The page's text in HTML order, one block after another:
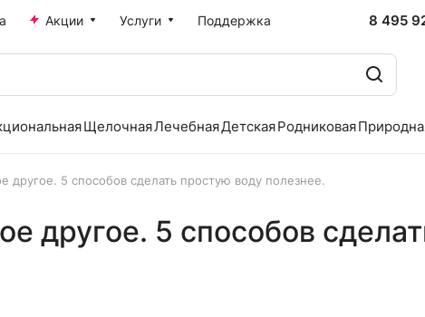
Акции Услуги Поддержка 8 495
ЩелочнаяЛечебнаяДетскаяРодниковая
другое. 5 способов сделать простую воду полезнее.
другое. 5 способов